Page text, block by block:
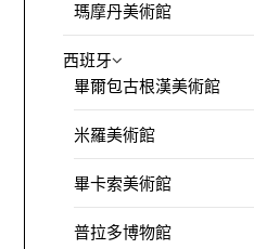
瑪摩丹美術館
西班牙
畢爾包古根漢美術館
米羅美術館
畢卡索美術館
普拉多博物館